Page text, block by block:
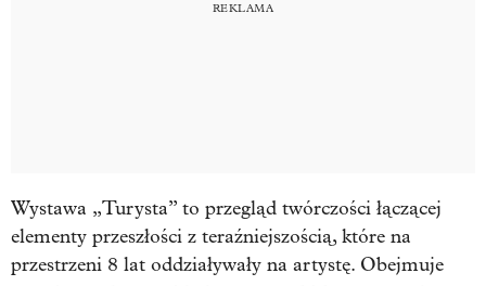
Wystawa „Turysta” to przegląd twórczości łączącej
elementy przeszłości z teraźniejszością, które na
przestrzeni 8 lat oddziaływały na artystę. Obejmuje